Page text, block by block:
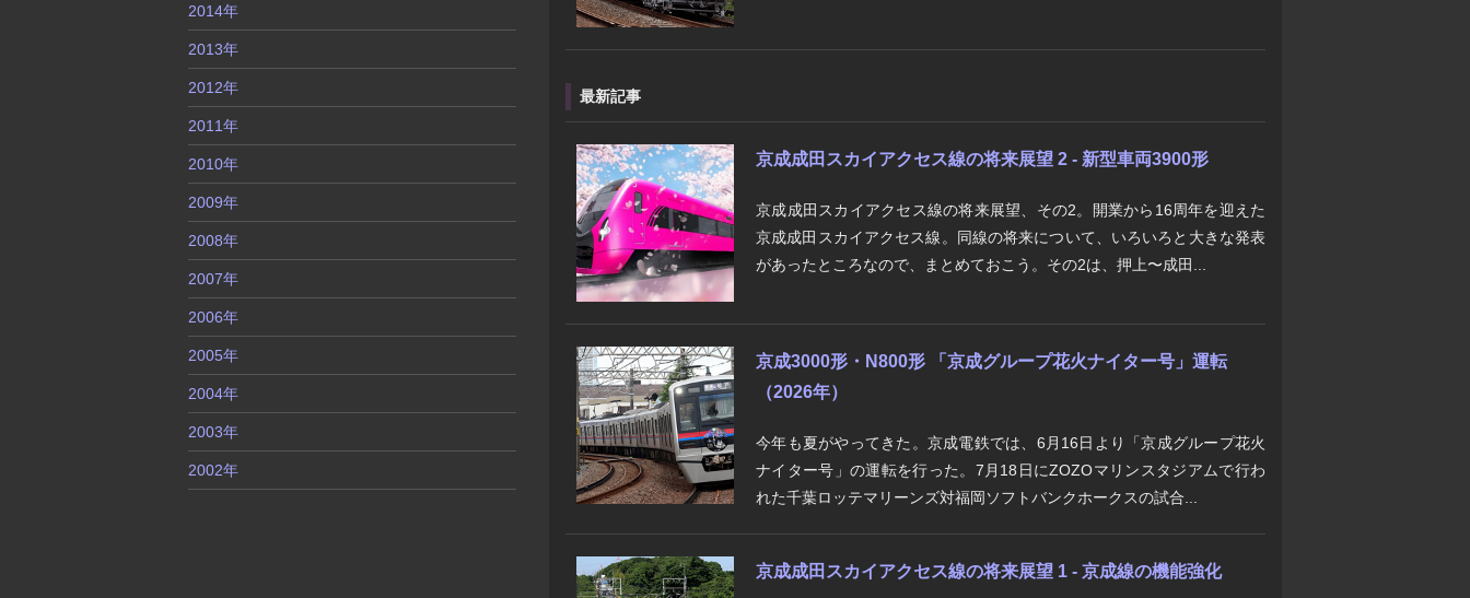
最新記事
京成成田スカイアクセス線の将来展望 2 - 新型車両3900形
京成成田スカイアクセス線の将来展望、その2。開業から16周年を迎えた
京成成田スカイアクセス線。同線の将来について、いろいろと大きな発表
があったところなので、まとめておこう。その2は、押上〜成田...
京成3000形・N800形 「京成グループ花火ナイター号」運転
（2026年）
今年も夏がやってきた。京成電鉄では、6月16日より「京成グループ花火
ナイター号」の運転を行った。7月18日にZOZOマリンスタジアムで行わ
れた千葉ロッテマリーンズ対福岡ソフトバンクホークスの試合...
京成成田スカイアクセス線の将来展望 1 - 京成線の機能強化
2014年
2013年
2012年
2011年
2010年
2009年
2008年
2007年
2006年
2005年
2004年
2003年
2002年